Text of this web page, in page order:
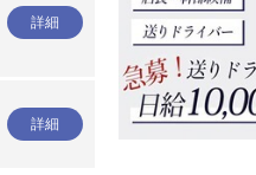
詳細
詳細